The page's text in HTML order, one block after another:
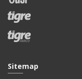
Sitemap